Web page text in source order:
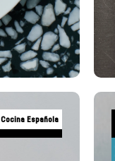
Cocina Española